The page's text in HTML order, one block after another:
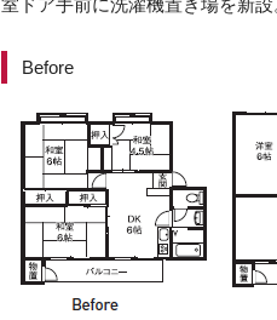
Before